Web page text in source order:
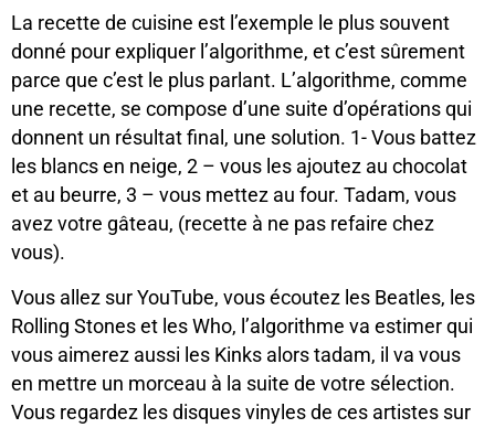
La recette de cuisine est l’exemple le plus souvent
donné pour expliquer l’algorithme, et c’est sûrement
parce que c’est le plus parlant. L’algorithme, comme
une recette, se compose d’une suite d’opérations qui
donnent un résultat final, une solution. 1- Vous battez
les blancs en neige, 2 – vous les ajoutez au chocolat
et au beurre, 3 – vous mettez au four. Tadam, vous
avez votre gâteau, (recette à ne pas refaire chez
vous).
Vous allez sur YouTube, vous écoutez les Beatles, les
Rolling Stones et les Who, l’algorithme va estimer qui
vous aimerez aussi les Kinks alors tadam, il va vous
en mettre un morceau à la suite de votre sélection.
Vous regardez les disques vinyles de ces artistes sur